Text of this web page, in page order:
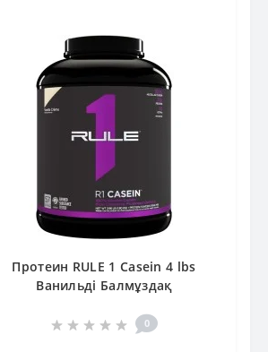
Протеин RULE 1 Casein 4 lbs
Ванильді Балмұздақ
0